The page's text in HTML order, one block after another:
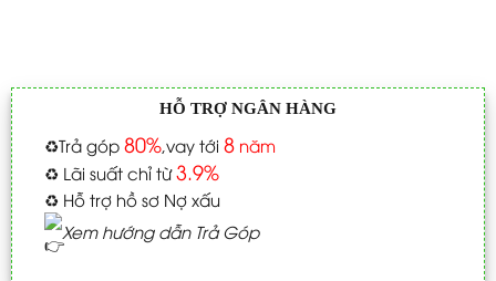
HỖ TRỢ NGÂN HÀNG
♻️Trả góp 80%,vay tới 8năm
♻️ Lãi suất chỉ từ3.9%
♻️ Hỗ trợ hồ sơ Nợ xấu
Xem hướng dẫn Trả Góp